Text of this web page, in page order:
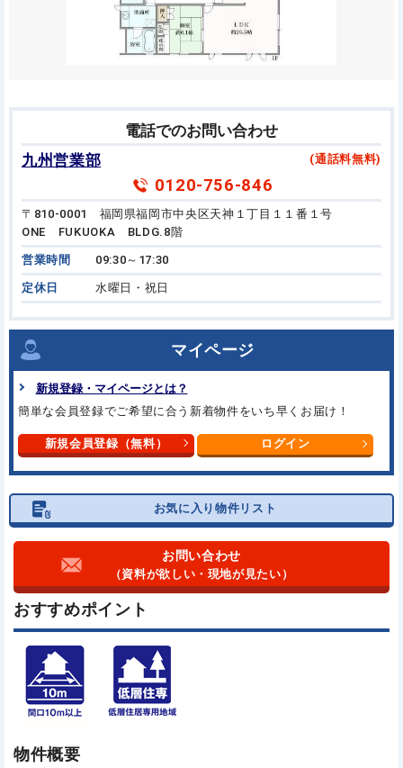
電話でのお問い合わせ
九州営業部
(通話料無料)
0120-756-846
〒810-0001 福岡県福岡市中央区天神１丁目１１番１号
ONE FUKUOKA BLDG.8階
営業時間 09:30～17:30
定休日 水曜日・祝日
マイページ
新規登録・マイページとは？
簡単な会員登録でご希望に合う 新着物件をいち早くお届け！
新規会員登録（無料） ログイン
お気に入り物件リスト
お問い合わせ
（資料が欲しい・現地が見たい）
おすすめポイント
物件概要